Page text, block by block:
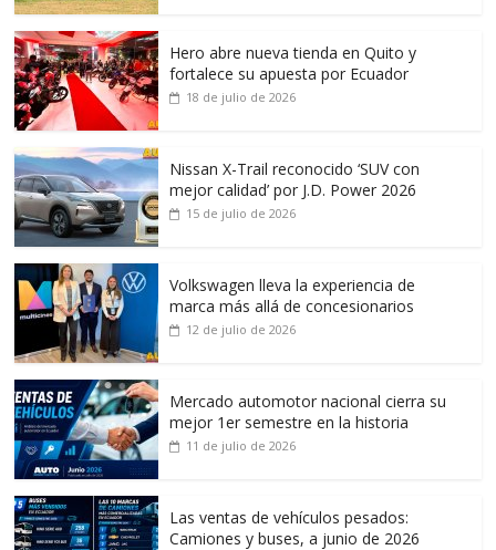
Hero abre nueva tienda en Quito y
fortalece su apuesta por Ecuador
18 de julio de 2026
Nissan X-Trail reconocido ‘SUV con
mejor calidad’ por J.D. Power 2026
15 de julio de 2026
Volkswagen lleva la experiencia de
marca más allá de concesionarios
12 de julio de 2026
Mercado automotor nacional cierra su
mejor 1er semestre en la historia
11 de julio de 2026
Las ventas de vehículos pesados:
Camiones y buses, a junio de 2026